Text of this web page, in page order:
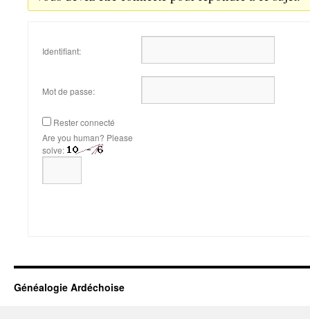
Identifiant:
Mot de passe:
Rester connecté
Are you human? Please
solve:
Généalogie Ardéchoise